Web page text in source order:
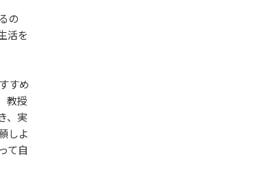
の
活を
すめ
教授
、実
しよ
て自